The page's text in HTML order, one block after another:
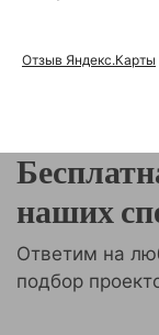
Отзыв Яндекс.Карты
наших
Ответим на
подбор